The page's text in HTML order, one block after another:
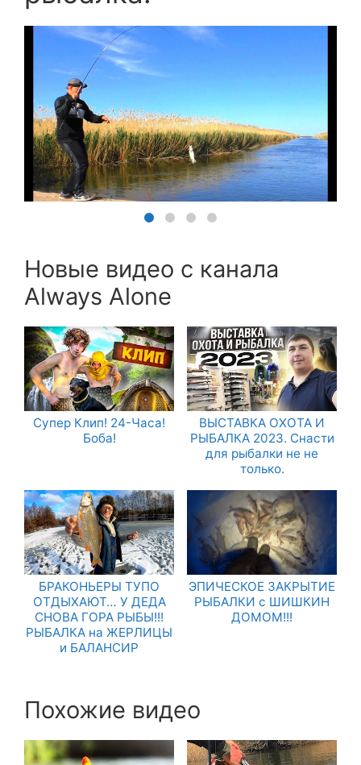
Новые видео с канала
Always Alone
Супер Клип! 24-Часа!
Боба!
ВЫСТАВКА ОХОТА И
РЫБАЛКА 2023. Снасти
для рыбалки не не
только.
БРАКОНЬЕРЫ ТУПО
ОТДЫХАЮТ… У ДЕДА
СНОВА ГОРА РЫБЫ!!!
РЫБАЛКА на ЖЕРЛИЦЫ
и БАЛАНСИР
ЭПИЧЕСКОЕ ЗАКРЫТИЕ
РЫБАЛКИ с ШИШКИН
ДОМОМ!!!
Похожие видео